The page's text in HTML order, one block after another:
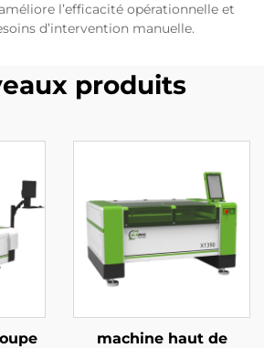
l’efficacité opérationnelle et
d’intervention manuelle.
produits
machine haut de